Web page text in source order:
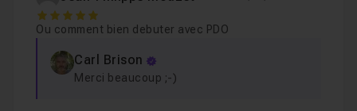
Chapitre 7 : Conclusion
Chapitre 8 : Bonus 18m31
5
Ou comment bien debuter avec PDO
Carl Brison
Merci beaucoup ;-)